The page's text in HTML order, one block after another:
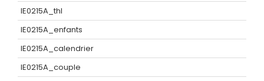
IE0215A_thl
IE0215A_enfants
IE0215A_calendrier
IE0215A_couple